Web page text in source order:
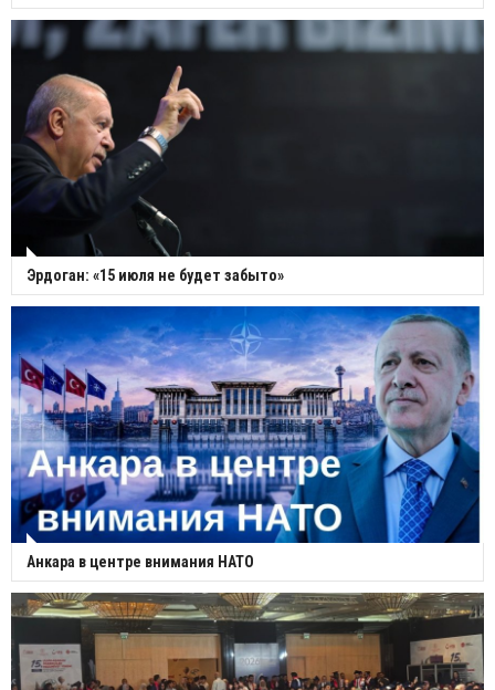
Эрдоган: «15 июля не будет забыто»
Анкара в центре внимания НАТО